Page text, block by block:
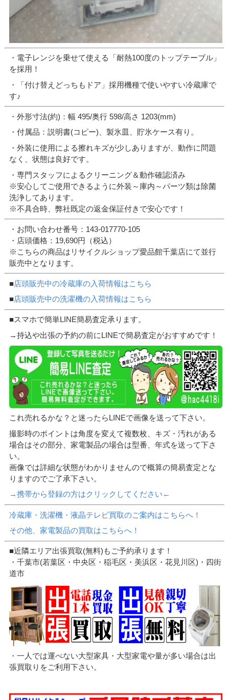
・電子レンジを乗せて使える「耐熱100度のトップテーブル」
を採用！
・「付け替えどっちもドア」採用機種で使いやすい冷蔵庫で
す♪
・外形寸法(約)：幅 495/奥行 598/高さ 1203(mm)
・付属品：説明書(コピー)、製氷皿、貯氷ケース有り。
・外装に使用による擦れキズが少しありますが、動作に問題
なく、状態は良好です。
・専門スタッフによるクリーニング＆動作確認済み
※安心してご使用できるように外装～庫内～パーツ類は除菌
洗浄してあります。
※不具合時、弊社既定の返金保証付きで安心です！
・お問い合わせ番号：143-017770-105
・店頭価格：19,690円（税込）
※こちらの商品はリサイクルショップ愛品館千葉店にて並行
販売中となります。
■店頭販売中の冷蔵庫の入荷情報はこちら
■店頭販売中の洗濯機の入荷情報はこちら
■スマホで簡単LINE簡易査定承ります。
→持込や出張の予約の前にLINEで簡易査定がおすすめです！
これ売れるかな？と迷ったらLINEで画像を送って下さい。
撮影時のポイントは角度を変えて複数枚、キズ・汚れがある
場合はその部分、家電製品の場合は型番、年式を送って下さ
い。
画像では詳細な状態がわかりませんので概算の簡易査定とな
りますのでご了承下さい。
→携帯から登録の方はクリックしてください←
冷蔵庫・洗濯機・液晶テレビ買取のご案内はこちらへ！
その他、家電製品の買取はこちらへ！
■近隣エリア出張買取(無料)もご予約承ります！
・千葉市(若葉区・中央区・稲毛区・美浜区・花見川区)・四街
道市
・一人では運べない大型家具・大型家電や量が多い場合は出
張買取りをご利用下さい。